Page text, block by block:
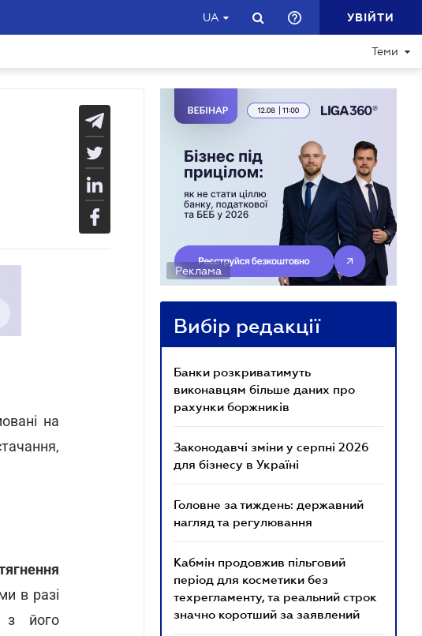
UA УВІЙТИ
Теми
на
в разі
з його
Реклама
Вибір редакції
Банки розкриватимуть
виконавцям більше даних про
рахунки боржників
Законодавчі зміни у серпні 2026
для бізнесу в Україні
Головне за тиждень: державний
нагляд та регулювання
Кабмін продовжив пільговий
період для косметики без
техрегламенту, та реальний строк
значно коротший за заявлений